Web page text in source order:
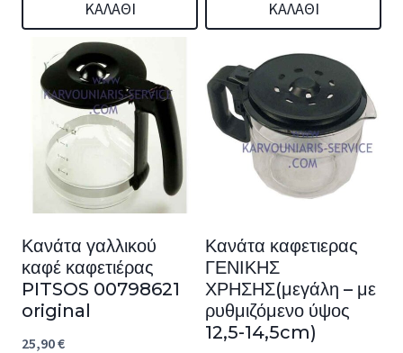
13,99 €.είναι:
ΚΑΛΆΘΙ
ΚΑΛΆΘΙ
Κανάτα γαλλικού
καφέ καφετιέρας
PITSOS 00798621
original
25,90€
Κανάτα καφετιερας
ΓΕΝΙΚΗΣ
ΧΡΗΣΗΣ(μεγάλη – με
ρυθμιζόμενο ύψος
12,5-14,5cm)